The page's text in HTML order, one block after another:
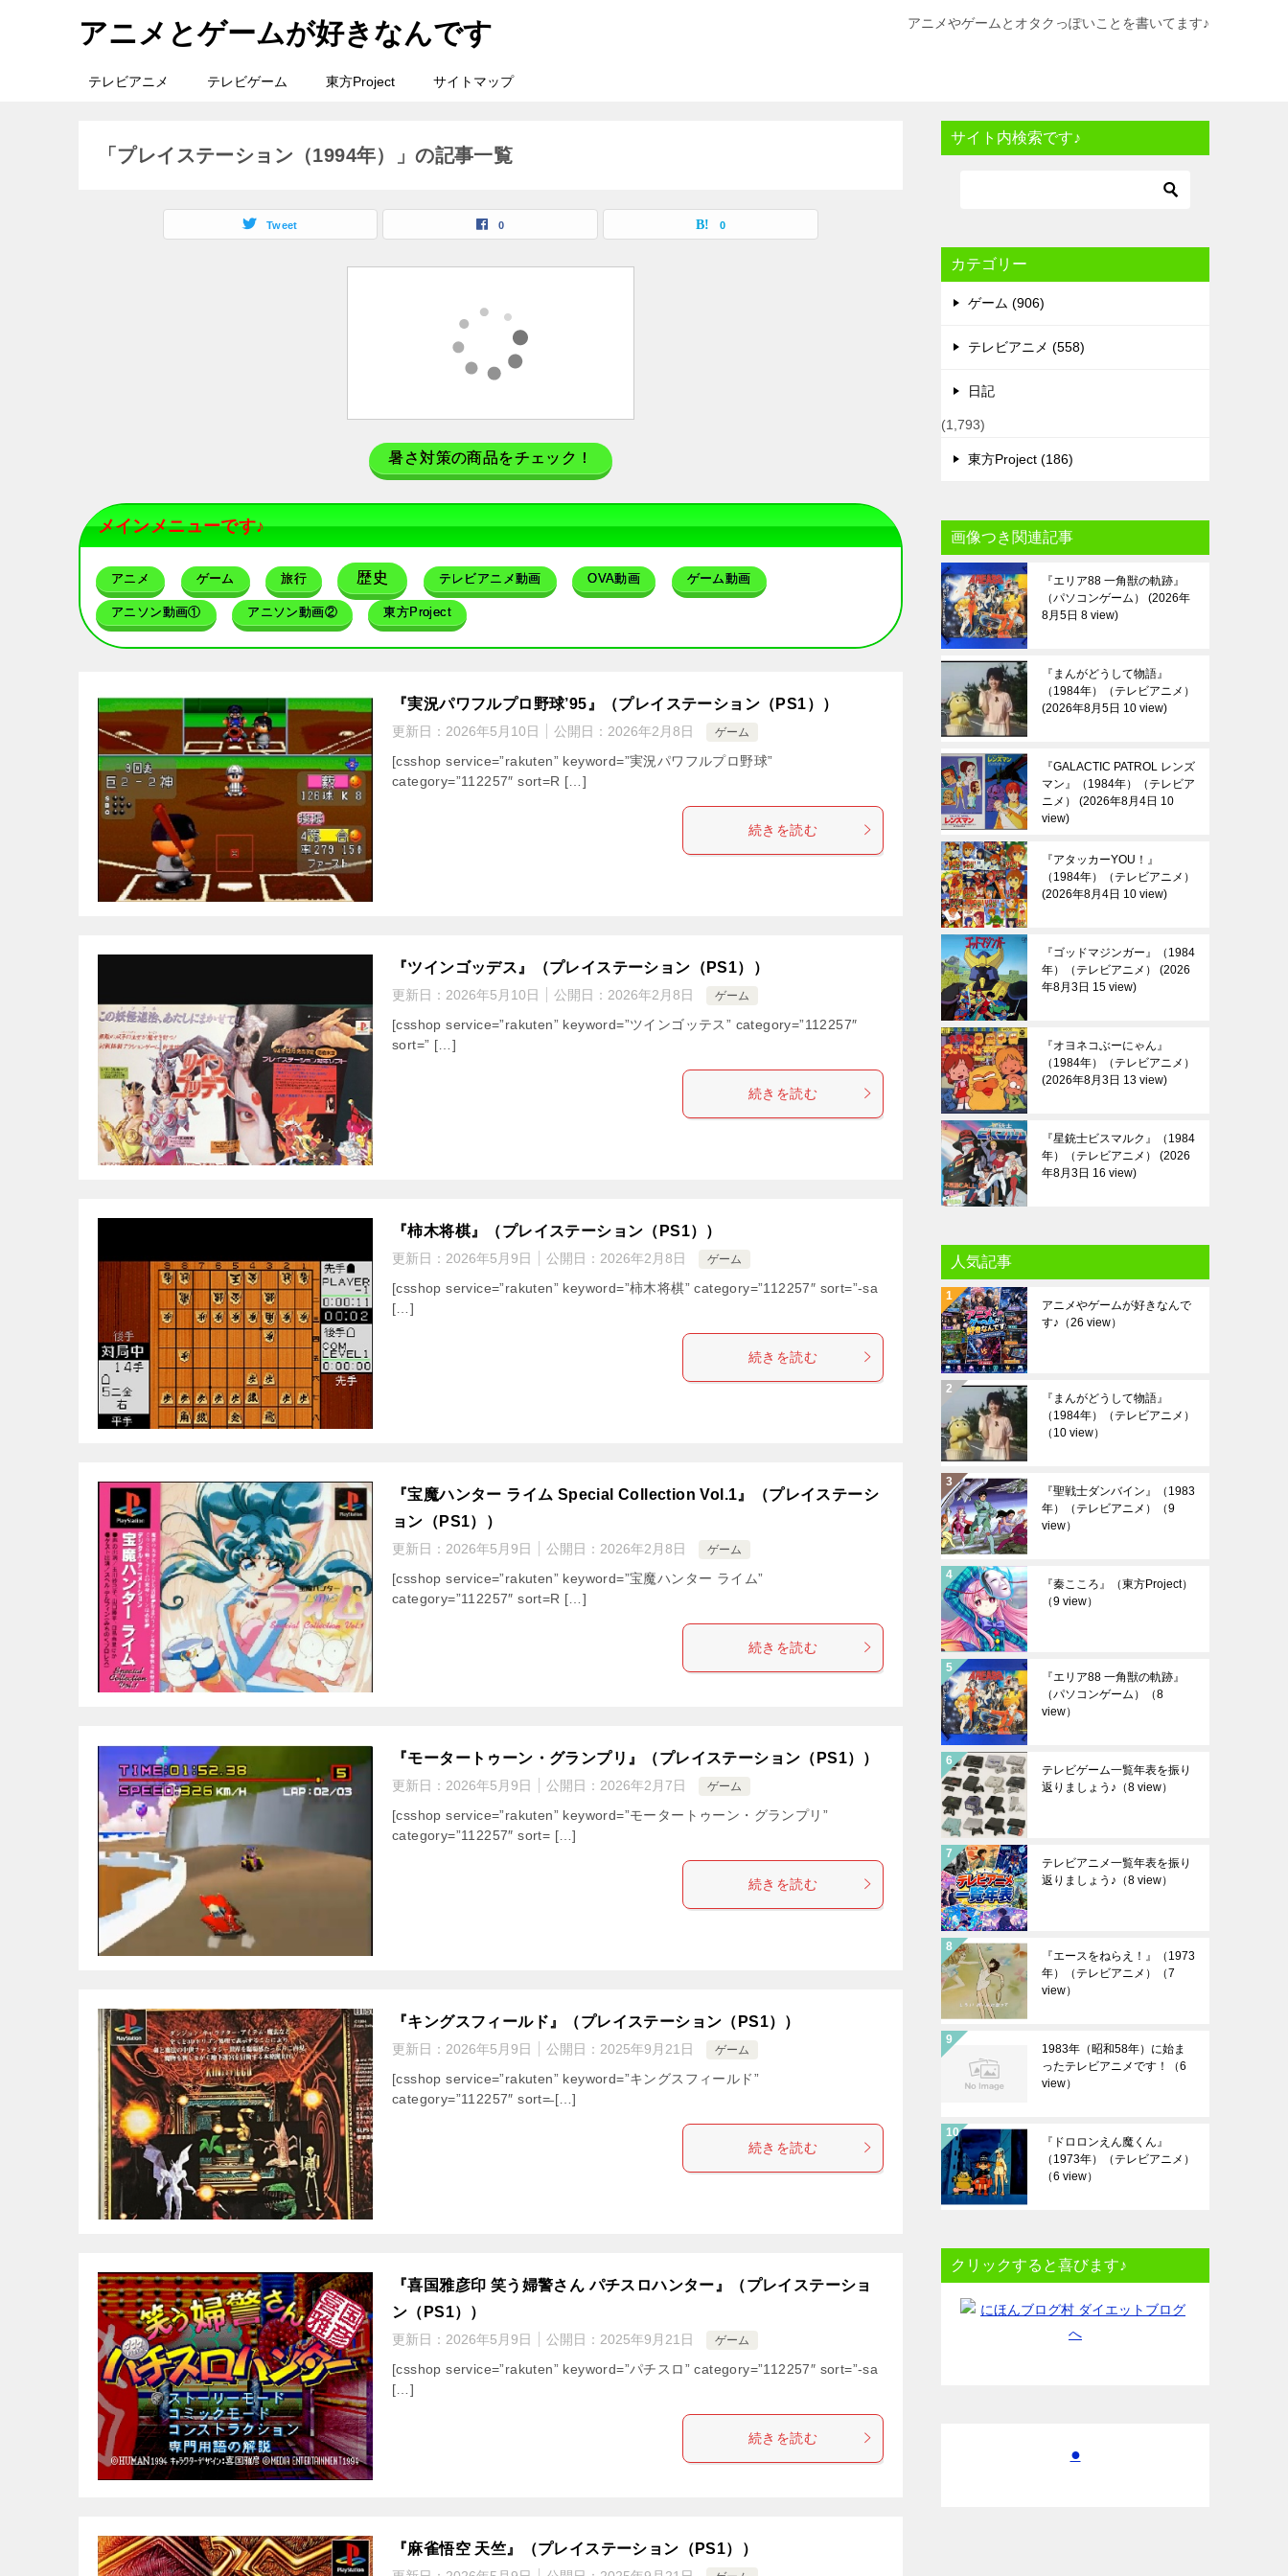
アニメとゲームが好きなんです アニメやゲームとオタクっぽいことを書いてます♪
テレビアニメ テレビゲーム 東方Project サイトマップ
「プレイステーション（1994年）」の記事一覧
Tweet 0 0
暑さ対策の商品をチェック！
メインメニューです♪
アニメ ゲーム 旅行 歴史 テレビアニメ動画 OVA動画 ゲーム動画
アニソン動画① アニソン動画② 東方Project
『実況パワフルプロ野球’95』（プレイステーション（PS1））
更新日： 2026年5月10日 公開日： 2026年2月8日 ゲーム
[csshop service=”rakuten” keyword=”実況パワフルプロ野球”
category=”112257″ sort=R […]
続きを読む
『ツインゴッデス』（プレイステーション（PS1））
更新日： 2026年5月10日 公開日： 2026年2月8日 ゲーム
[csshop service=”rakuten” keyword=”ツインゴッテス” category=”112257″
sort=” […]
続きを読む
『柿木将棋』（プレイステーション（PS1））
更新日： 2026年5月9日 公開日： 2026年2月8日 ゲーム
[csshop service=”rakuten” keyword=”柿木将棋” category=”112257″ sort=”-sa
[…]
続きを読む
『宝魔ハンター ライム Special Collection Vol.1』（プレイステーシ
ョン（PS1））
更新日： 2026年5月9日 公開日： 2026年2月8日 ゲーム
[csshop service=”rakuten” keyword=”宝魔ハンター ライム”
category=”112257″ sort=R […]
続きを読む
『モータートゥーン・グランプリ』（プレイステーション（PS1））
更新日： 2026年5月9日 公開日： 2026年2月7日 ゲーム
[csshop service=”rakuten” keyword=”モータートゥーン・グランプリ”
category=”112257″ sort= […]
続きを読む
『キングスフィールド』（プレイステーション（PS1））
更新日： 2026年5月9日 公開日： 2025年9月21日 ゲーム
[csshop service=”rakuten” keyword=”キングスフィールド”
category=”112257″ sort=̶ […]
続きを読む
『喜国雅彦印 笑う婦警さん パチスロハンター』（プレイステーショ
ン（PS1））
更新日： 2026年5月9日 公開日： 2025年9月21日 ゲーム
[csshop service=”rakuten” keyword=”パチスロ” category=”112257″ sort=”-sa
[…]
続きを読む
『麻雀悟空 天竺』（プレイステーション（PS1））
サイト内検索です♪
カテゴリー
ゲーム (906)
テレビアニメ (558)
日記
(1,793)
東方Project (186)
画像つき関連記事
『エリア88 一角獣の軌跡』
（パソコンゲーム）
2026年
8月5日 8 view
『まんがどうして物語』
（1984年）（テレビアニメ）
2026年8月5日 10 view
『GALACTIC PATROL レンズ
マン』（1984年）（テレビア
ニメ）
2026年8月4日 10
view
『アタッカーYOU！』
（1984年）（テレビアニメ）
2026年8月4日 10 view
『ゴッドマジンガー』（1984
年）（テレビアニメ）
2026
年8月3日 15 view
『オヨネコぶーにゃん』
（1984年）（テレビアニメ）
2026年8月3日 13 view
『星銃士ビスマルク』（1984
年）（テレビアニメ）
2026
年8月3日 16 view
人気記事
アニメやゲームが好きなんで
す♪ （26 view）
『まんがどうして物語』
（1984年）（テレビアニメ）
（10 view）
『聖戦士ダンバイン』（1983
年）（テレビアニメ）
（9
view）
『秦こころ』（東方Project）
（9 view）
『エリア88 一角獣の軌跡』
（パソコンゲーム）
（8
view）
テレビゲーム一覧年表を振り
返りましょう♪ （8 view）
テレビアニメ一覧年表を振り
返りましょう♪ （8 view）
『エースをねらえ！』（1973
年）（テレビアニメ）
（7
view）
1983年（昭和58年）に始ま
ったテレビアニメです！
（6
view）
『ドロロンえん魔くん』
（1973年）（テレビアニメ）
（6 view）
クリックすると喜びます♪
●